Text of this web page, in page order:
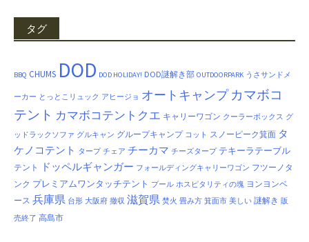
タグ
BBQ CHUMS DOD DOD HOLIDAY! DOD謎解き部 OUTDOORPARK うさサンドメ
ーカー とっとこリュック アヒージョ オートキャンプ カマボコ
テント カマボコテントクエ キャリーワゴン クーラーボックス グ
ッドラックソファ グルキャン グループキャンプ コット スノーピーク箕面 タ
ケノコテント タープ チェア チーカマ チーズタープ テキーラテーブル
テント ドッペルギャンガー フォールディングキャリーワゴン フツーノタ
ンク プレミアムワンタッチテント プール ホスピタリティの塊 ヨンヨンベ
ース 兵庫県 台形 大阪府 撤収 滋賀県 焚火 畳み方 箕面市 美しい 謎解き 販
売終了 高島市